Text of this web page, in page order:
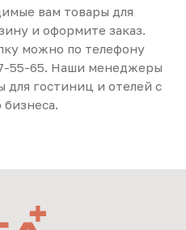
вам товары для
и оформите заказ.
можно по телефону
55-65. Наши менеджеры
для гостиниц и отелей с